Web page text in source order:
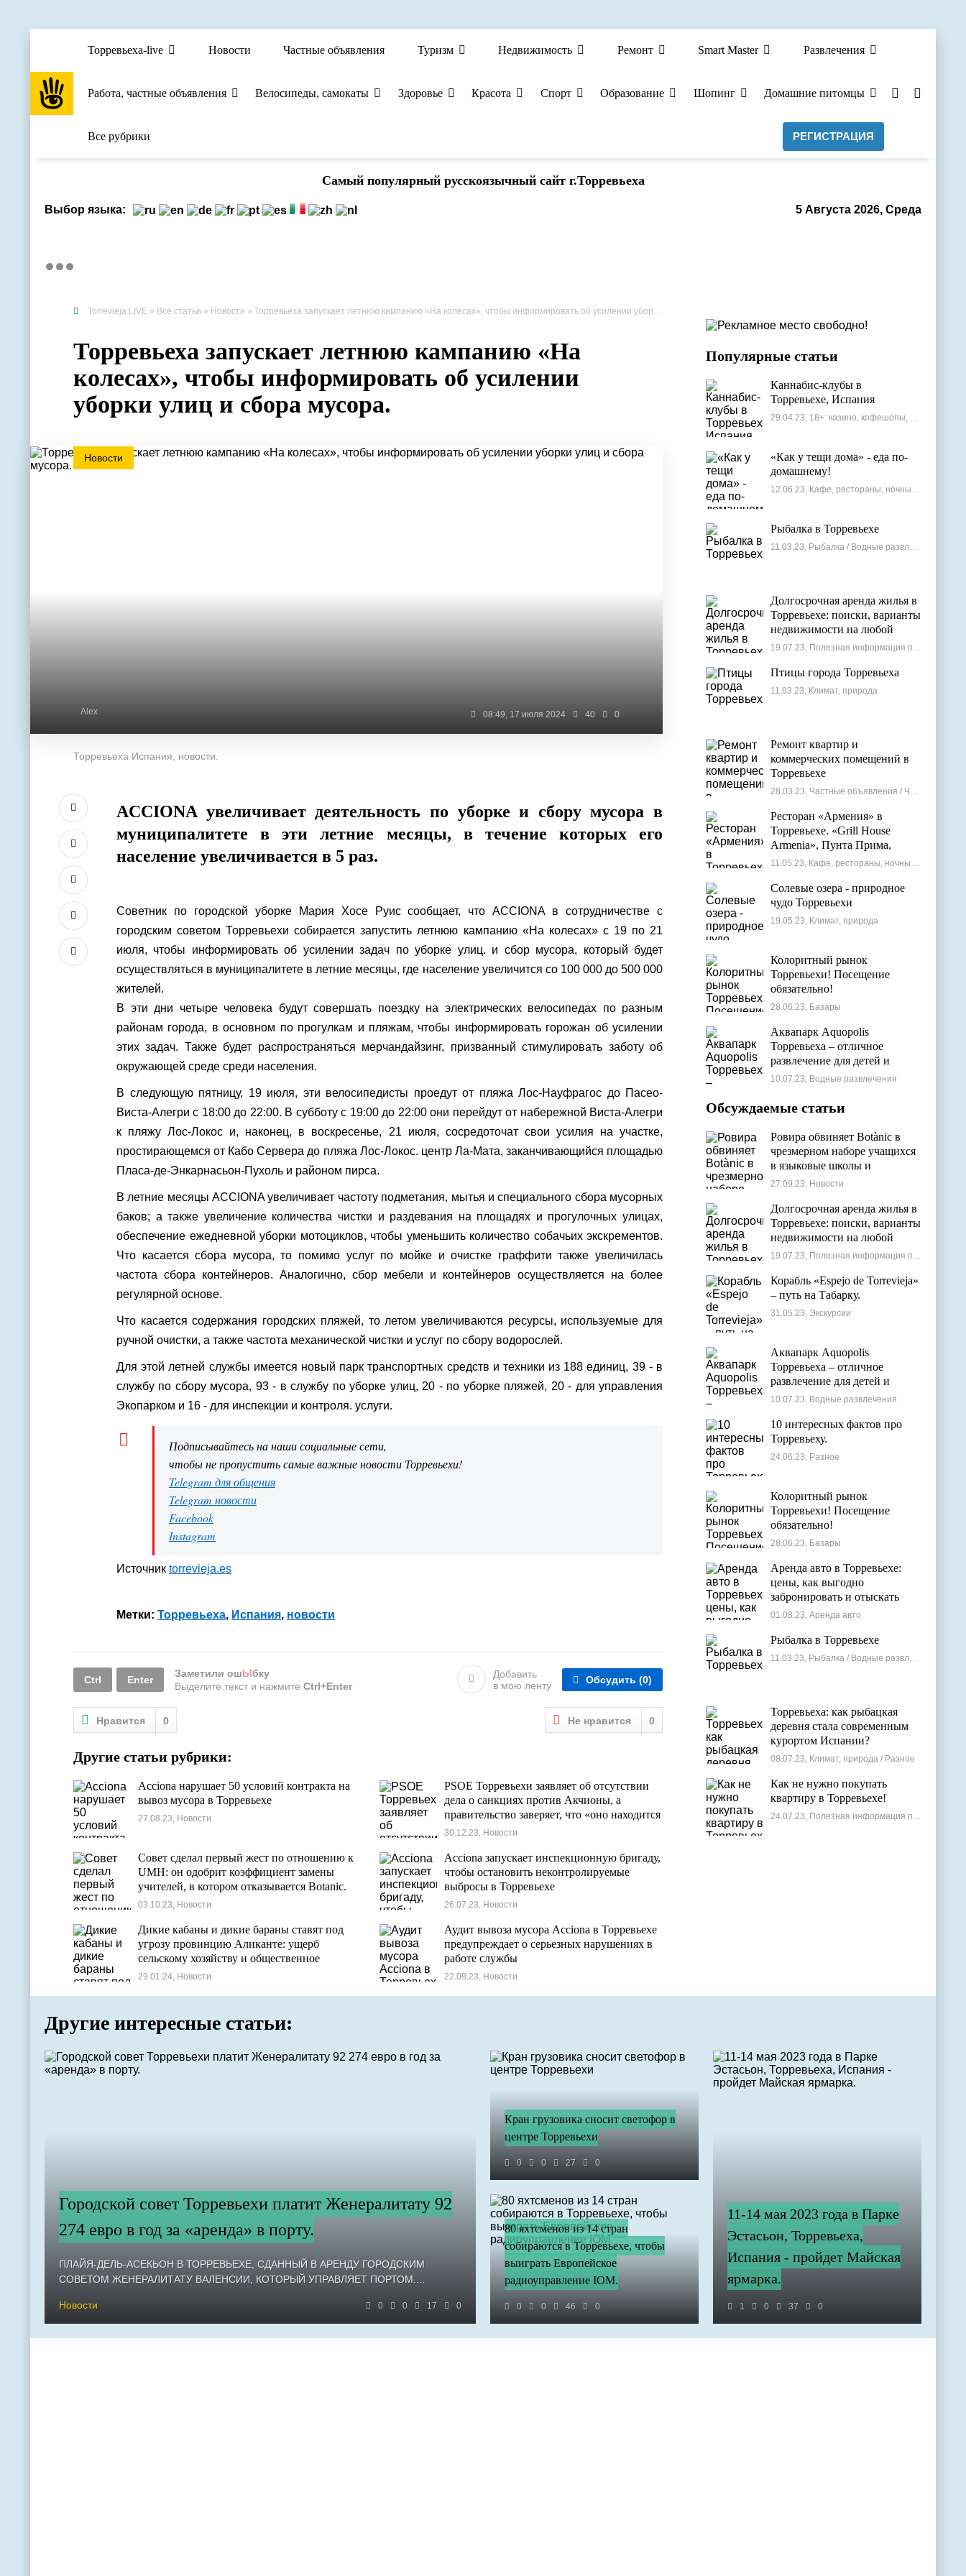
Торревьеха-live Новости Частные объявления Туризм Недвижимость Ремонт Smart Master Развлечения
Работа, частные объявления Велосипеды, самокаты Здоровье Красота Спорт Образование Шопинг Домашние питомцы
Все рубрики РЕГИСТРАЦИЯ
Cамый популярный русскоязычный сайт г.Торревьеха
5 Августа 2026, Среда
Выбор языка:
Torrevieja LIVE » Все статьи » Новости » Торревьеха запускает летнюю кампанию «На колесах», чтобы информировать об усилении уборки улиц и сбора мусора.
Торревьеха запускает летнюю кампанию «На
колесах», чтобы информировать об усилении
уборки улиц и сбора мусора.
Новости
Alex 08:49, 17 июля 2024 40 0
Торревьеха Испания, новости.
ACCIONA увеличивает деятельность по уборке и сбору мусора в
муниципалитете в эти летние месяцы, в течение которых его
население увеличивается в 5 раз.
Советник по городской уборке Мария Хосе Руис сообщает, что ACCIONA в сотрудничестве с
городским советом Торревьехи собирается запустить летнюю кампанию «На колесах» с 19 по 21
июля, чтобы информировать об усилении задач по уборке улиц. и сбор мусора, который будет
осуществляться в муниципалитете в летние месяцы, где население увеличится со 100 000 до 500 000
жителей.
В эти дни четыре человека будут совершать поездку на электрических велосипедах по разным
районам города, в основном по прогулкам и пляжам, чтобы информировать горожан об усилении
этих задач. Также будет распространяться мерчандайзинг, призванный стимулировать заботу об
окружающей среде среди населения.
В следующую пятницу, 19 июля, эти велосипедисты проедут от пляжа Лос-Науфрагос до Пасео-
Виста-Алегри с 18:00 до 22:00. В субботу с 19:00 до 22:00 они перейдут от набережной Виста-Алегри
к пляжу Лос-Локос и, наконец, в воскресенье, 21 июля, сосредоточат свои усилия на участке,
простирающемся от Кабо Сервера до пляжа Лос-Локос. центр Ла-Мата, заканчивающийся площадью
Пласа-де-Энкарнасьон-Пухоль и районом пирса.
В летние месяцы ACCIONA увеличивает частоту подметания, мытья и специального сбора мусорных
баков; а также увеличение количества чистки и раздевания на площадях и прогулочных улицах,
обеспечение ежедневной уборки мотоциклов, чтобы уменьшить количество собачьих экскрементов.
Что касается сбора мусора, то помимо услуг по мойке и очистке граффити также увеличилась
частота сбора контейнеров. Аналогично, сбор мебели и контейнеров осуществляется на более
регулярной основе.
Что касается содержания городских пляжей, то летом увеличиваются ресурсы, используемые для
ручной очистки, а также частота механической чистки и услуг по сбору водорослей.
Для этой летней службы имеется новый парк транспортных средств и техники из 188 единиц, 39 - в
службу по сбору мусора, 93 - в службу по уборке улиц, 20 - по уборке пляжей, 20 - для управления
Экопарком и 16 - для инспекции и контроля. услуги.
Подписывайтесь на наши социальные сети,
чтобы не пропустить самые важные новости Торревьехи!
Telegram для общения
Telegram новости
Facebook
Instagram
Источник torrevieja.es
Метки: Торревьеха, Испания, новости
Ctrl Enter
Заметили ошЫбку
Выделите текст и нажмите Ctrl+Enter
Добавить
в мою ленту
Обсудить (0)
Нравится 0 Не нравится 0
Другие статьи рубрики:
Acciona нарушает 50 условий контракта на
вывоз мусора в Торревьехе
27.08.23, Новости
PSOE Торревьехи заявляет об отсутствии
дела о санкциях против Акчионы, а
правительство заверяет, что «оно находится
в обработке».
30.12.23, Новости
Совет сделал первый жест по отношению к
UMH: он одобрит коэффициент замены
учителей, в котором отказывается Botanic.
03.10.23, Новости
Acciona запускает инспекционную бригаду,
чтобы остановить неконтролируемые
выбросы в Торревьехе
26.07.23, Новости
Дикие кабаны и дикие бараны ставят под
угрозу провинцию Аликанте: ущерб
сельскому хозяйству и общественное
беспокойство
29.01.24, Новости
Аудит вывоза мусора Acciona в Торревьехе
предупреждает о серьезных нарушениях в
работе службы
22.08.23, Новости
Популярные статьи
Каннабис-клубы в
Торревьехе, Испания
29.04.23, 18+: казино, кофешопы, стрип-бары
«Как у тещи дома» - еда по-
домашнему!
12.06.23, Кафе, рестораны, ночные клубы
Рыбалка в Торревьехе
11.03.23, Рыбалка / Водные развлечения
Долгосрочная аренда жилья в
Торревьехе: поиски, варианты
недвижимости на любой
бюджет
19.07.23, Полезная информация по недвижимости
Птицы города Торревьеха
11.03.23, Климат, природа
Ремонт квартир и
коммерческих помещений в
Торревьехе
28.03.23, Частные объявления / Частные мастера
Ресторан «Армения» в
Торревьехе. «Grill House
Armenia», Пунта Прима,
Испания
11.05.23, Кафе, рестораны, ночные клубы
Солевые озера - природное
чудо Торревьехи
19.05.23, Климат, природа
Колоритный рынок
Торревьехи! Посещение
обязательно!
28.06.23, Базары
Аквапарк Aquopolis
Торревьеха – отличное
развлечение для детей и
взрослых
10.07.23, Водные развлечения
Обсуждаемые статьи
Ровира обвиняет Botànic в
чрезмерном наборе учащихся
в языковые школы и
проблемах с ассигнованиями
27.09.23, Новости
Долгосрочная аренда жилья в
Торревьехе: поиски, варианты
недвижимости на любой
бюджет
19.07.23, Полезная информация по недвижимости
Корабль «Espejo de Torrevieja»
– путь на Табарку.
31.05.23, Экскурсии
Аквапарк Aquopolis
Торревьеха – отличное
развлечение для детей и
взрослых
10.07.23, Водные развлечения
10 интересных фактов про
Торревьеху.
24.06.23, Разное
Колоритный рынок
Торревьехи! Посещение
обязательно!
28.06.23, Базары
Аренда авто в Торревьехе:
цены, как выгодно
забронировать и отыскать
лучшие варианты
01.08.23, Аренда авто
Рыбалка в Торревьехе
11.03.23, Рыбалка / Водные развлечения
Торревьеха: как рыбацкая
деревня стала современным
курортом Испании?
08.07.23, Климат, природа / Разное
Как не нужно покупать
квартиру в Торревьехе!
24.07.23, Полезная информация по недвижимости
Другие интересные статьи:
Городской совет Торревьехи платит Женералитату 92
274 евро в год за «аренда» в порту.
ПЛАЙЯ-ДЕЛЬ-АСЕКЬОН В ТОРРЕВЬЕХЕ, СДАННЫЙ В АРЕНДУ ГОРОДСКИМ
СОВЕТОМ ЖЕНЕРАЛИТАТУ ВАЛЕНСИИ, КОТОРЫЙ УПРАВЛЯЕТ ПОРТОМ....
Новости 0 0 17 0
Кран грузовика сносит светофор в
центре Торревьехи
0 0 27 0
11-14 мая 2023 года в Парке
Эстасьон, Торревьеха,
Испания - пройдет Майская
ярмарка.
1 0 37 0
80 яхтсменов из 14 стран
собираются в Торревьехе, чтобы
выиграть Европейское
радиоуправление IOM.
0 0 46 0